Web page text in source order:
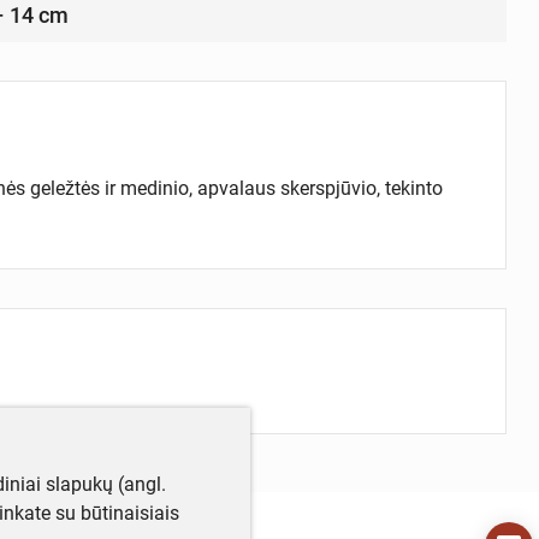
14 cm
geležtės ir medinio, apvalaus skerspjūvio, tekinto
slapukų (angl.
su būtinaisiais